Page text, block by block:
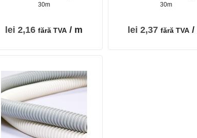
30m
lei 2,16 fără TVA / m
30m
lei 2,37 fără TVA /